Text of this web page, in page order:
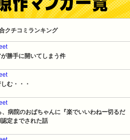
クチコミランキング
勝手に開いてしまう件
む・・・
病院のおばちゃんに『楽でいいわねー切るだ
定までされた話